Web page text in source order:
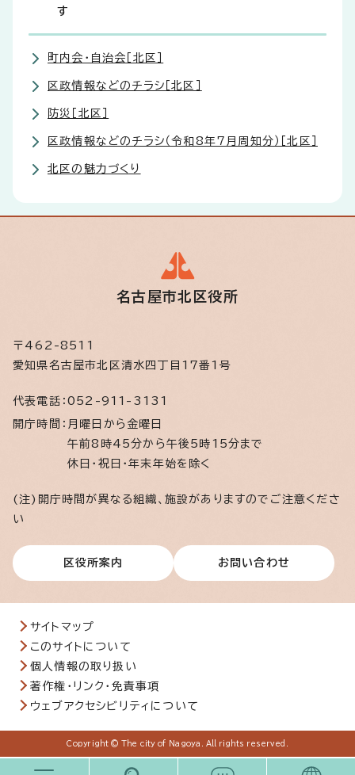
す
町内会・自治会［北区］
区政情報などのチラシ［北区］
防災［北区］
区政情報などのチラシ（令和8年7月周知分）［北区］
北区の魅力づくり
名古屋市北区役所
〒462-8511
愛知県名古屋市北区清水四丁目17番1号
代表電話： 052-911-3131
開庁時間： 月曜日から金曜日
午前8時45分から午後5時15分まで
休日・祝日・年末年始を除く
(注)開庁時間が異なる組織、施設がありますのでご注意くださ
い
区役所案内 お問い合わせ
サイトマップ
このサイトについて
個人情報の取り扱い
著作権・リンク・免責事項
ウェブアクセシビリティについて
Copyright © The city of Nagoya. All rights reserved.